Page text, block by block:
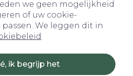
we geen mogelijkheid
of uw cookie-
We leggen dit in
ik begrijp het